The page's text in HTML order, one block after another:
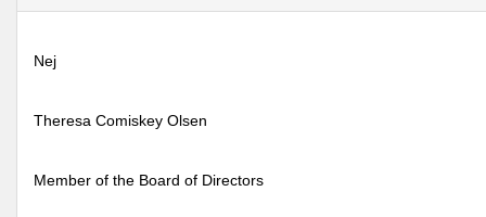
Nej
Theresa Comiskey Olsen
Member of the Board of Directors